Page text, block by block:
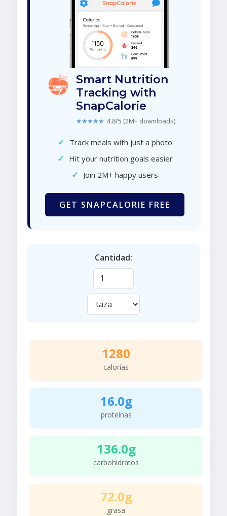
Smart Nutrition
Tracking with
SnapCalorie
★★★★★ 4.8/5 (2M+ downloads)
✓ Track meals with just a photo
✓ Hit your nutrition goals easier
✓ Join 2M+ happy users
GET SNAPCALORIE FREE
Cantidad:
1280
calorías
16.0g
proteínas
136.0g
carbohidratos
72.0g
grasa